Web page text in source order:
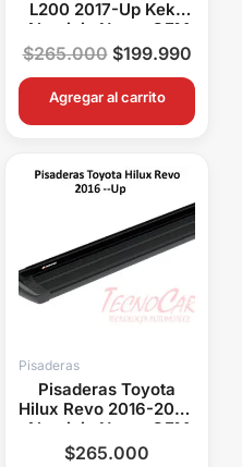
L200 2017-Up Keko
Aluminio Negro OEM
4×4 Alta Resistencia
$265.000 $199.990
Agregar al carrito
Pisaderas
Pisaderas Toyota
Hilux Revo 2016-2026
Aluminio Negro OEM
6 Soportes KEKO
$265.000